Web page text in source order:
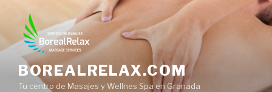
contenido
BOREALRELAX.COM
Tu centro de Masajes y Wellnes Spa en Granada